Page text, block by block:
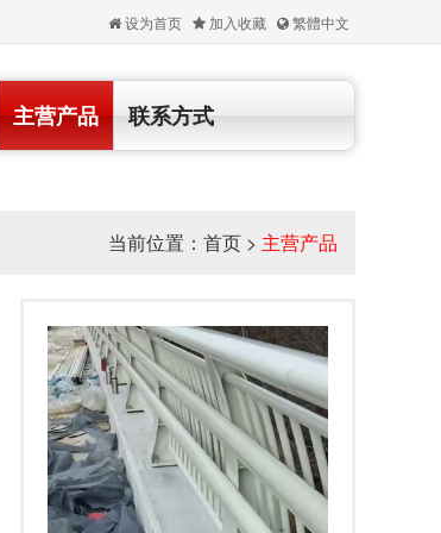
设为首页 加入收藏 繁體中文
主营产品 联系方式
当前位置： 首页 > 主营产品